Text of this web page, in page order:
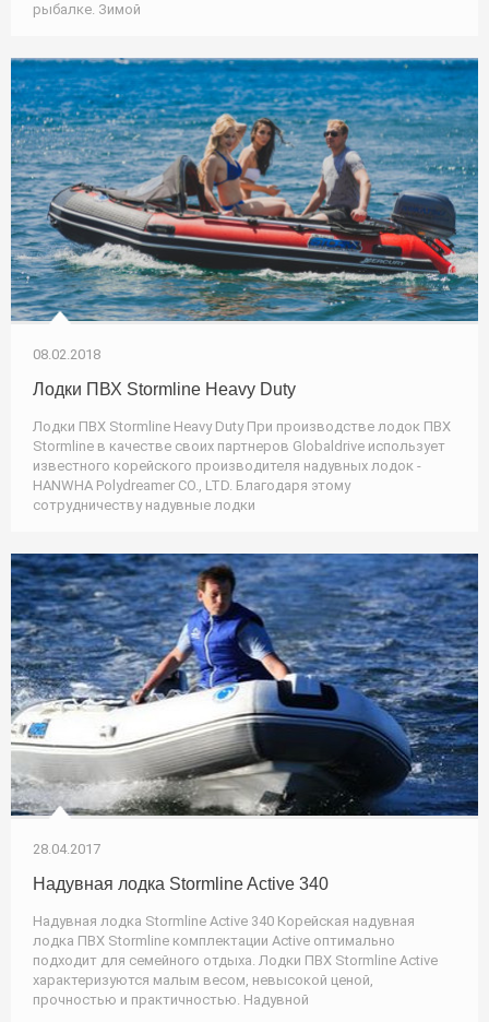
рыбалке. Зимой
08.02.2018
Лодки ПВХ Stormline Heavy Duty
Лодки ПВХ Stormline Heavy Duty При производстве лодок ПВХ
Stormline в качестве своих партнеров Globaldrive использует
известного корейского производителя надувных лодок -
HANWHA Polydreamer CO., LTD. Благодаря этому
сотрудничеству надувные лодки
28.04.2017
Надувная лодка Stormline Active 340
Надувная лодка Stormline Active 340 Корейская надувная
лодка ПВХ Stormline комплектации Active оптимально
подходит для семейного отдыха. Лодки ПВХ Stormline Active
характеризуются малым весом, невысокой ценой,
прочностью и практичностью. Надувной